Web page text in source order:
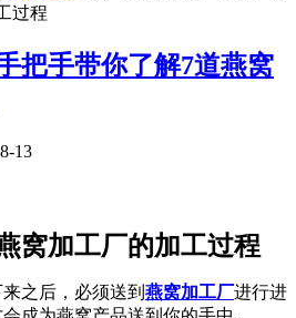
过程
把手带你了解7道燕窝
13
窝加工厂的加工过程
之后，必须送到 燕窝加工厂进行进